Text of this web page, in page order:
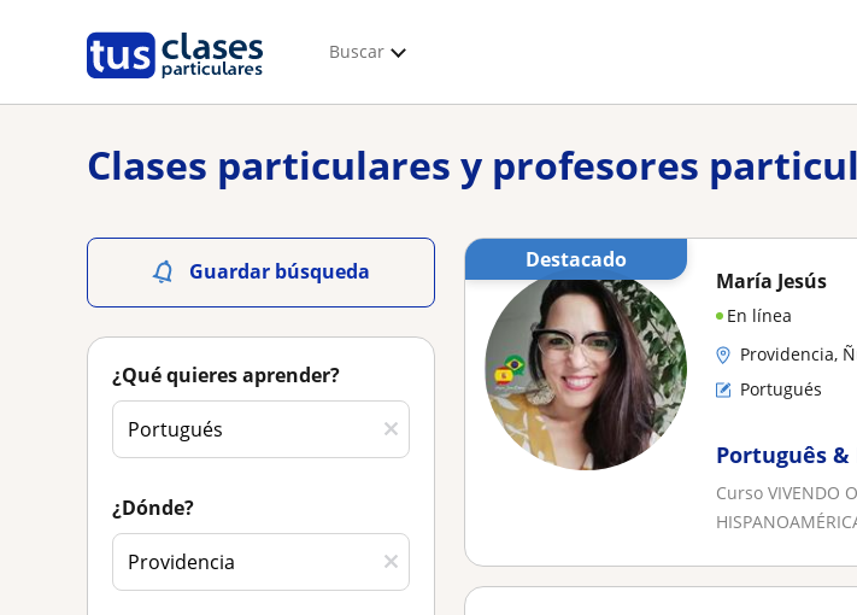
Buscar
Clases particulares y profesores
Guardar búsqueda
¿Qué quieres aprender?
¿Dónde?
Destacado
María Jesús
En línea
Providencia,
Portugués
Português
Curso VIVENDO